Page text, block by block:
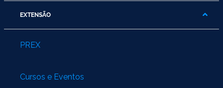
EXTENSÃO
PREX
Cursos e Eventos